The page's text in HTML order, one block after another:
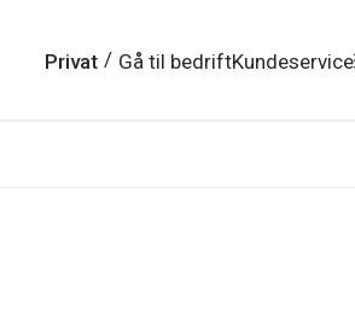
Privat / Gå til bedriftKundeservice